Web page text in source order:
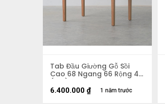
Tab Đầu Giường Gỗ Sồi
Cao 68 Ngang 66 Rộng 45
(cm)
1 năm trước
6.400.000 ₫